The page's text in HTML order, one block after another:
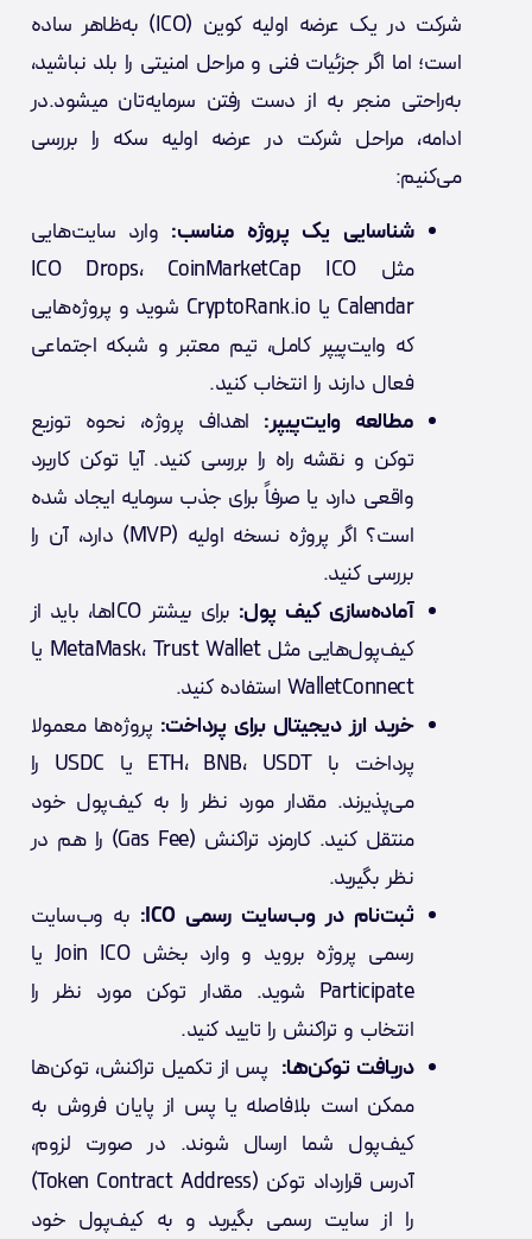
شرکت در یک عرضه اولیه کوین (ICO) به‌ظاهر ساده
است؛ اما اگر جزئیات فنی و مراحل امنیتی را بلد نباشید،
به‌راحتی منجر به از دست رفتن سرمایه‌تان میشود.در
ادامه، مراحل شرکت در عرضه اولیه سکه را بررسی
می‌کنیم:
شناسایی یک پروژه مناسب: وارد سایت‌هایی
مثل ICO Drops، CoinMarketCap ICO
Calendar یا CryptoRank.io شوید و پروژه‌هایی
که وایت‌پیپر کامل، تیم معتبر و شبکه اجتماعی
فعال دارند را انتخاب کنید.
مطالعه وایت‌پیپر: اهداف پروژه، نحوه توزیع
توکن و نقشه راه را بررسی کنید. آیا توکن کاربرد
واقعی دارد یا صرفاً برای جذب سرمایه ایجاد شده
است؟ اگر پروژه نسخه اولیه (MVP) دارد، آن را
بررسی کنید.
آماده‌سازی کیف پول:
برای بیشتر ICOها، باید از
کیف‌پول‌هایی مثل MetaMask، Trust Wallet یا
WalletConnect استفاده کنید.
خرید ارز دیجیتال برای پرداخت: پروژه‌ها معمولا
پرداخت با ETH، BNB، USDT یا USDC را
می‌پذیرند. مقدار مورد نظر را به کیف‌پول خود
منتقل کنید. کارمزد تراکنش (Gas Fee) را هم در
نظر بگیرید.
ثبت‌نام در وب‌سایت رسمی ICO:
به وب‌سایت
رسمی پروژه بروید و وارد بخش Join ICO یا
Participate شوید. مقدار توکن مورد نظر را
انتخاب و تراکنش را تایید کنید.
دریافت توکن‌ها: پس از تکمیل تراکنش، توکن‌ها
ممکن است بلافاصله یا پس از پایان فروش به
کیف‌پول شما ارسال شوند. در صورت لزوم،
آدرس قرارداد توکن (Token Contract Address)
را از سایت رسمی بگیرید و به کیف‌پول خود